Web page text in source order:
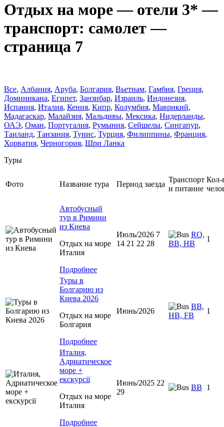
Отдых на море — отели 3* —
транспорт: самолет —
страница 7
Все, Албания, Аруба, Болгария, Вьетнам, Гамбия, Греция,
Доминиканa, Египет, Занзибар, Израиль, Индонезия,
Испания, Италия, Кения, Кипр, Колумбия, Маврикий,
Мадагаскар, Малайзия, Мальдивы, Мексика, Нидерланды,
ОАЭ, Оман, Португалия, Румыния, Сейшелы, Сингапур,
Таиланд, Танзания, Тунис, Турция, Филиппины, Франция,
Хорватия, Черногория, Шри Ланка
Туры
Фото Название тура Период заезда
Транспорт
и питание
Кол-
Автобусный
тур в Римини
из Киева
Отдых на море
Италия
Подробнее
Июль/2026 7
14 21 22 28
RO,
BB, HB
1
Туры в
Болгарию из
Киева 2026
Отдых на море
Болгария
Подробнее
Июнь/2026
BB,
HB, FB
1
Италия,
Адриатическое
море +
екскурсії
Отдых на море
Италия
Подробнее
Июнь/2025 22
29
BB 1